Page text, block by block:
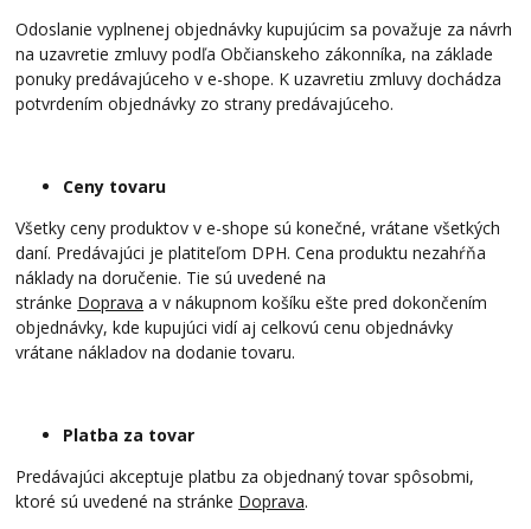
Odoslanie vyplnenej objednávky kupujúcim sa považuje za návrh
na uzavretie zmluvy podľa Občianskeho zákonníka, na základe
ponuky predávajúceho v e-shope. K uzavretiu zmluvy dochádza
potvrdením objednávky zo strany predávajúceho.
Ceny tovaru
Všetky ceny produktov v e-shope sú konečné, vrátane všetkých
daní. Predávajúci je platiteľom DPH. Cena produktu nezahŕňa
náklady na doručenie. Tie sú uvedené na
stránke Doprava a v nákupnom košíku ešte pred dokončením
objednávky, kde kupujúci vidí aj celkovú cenu objednávky
vrátane nákladov na dodanie tovaru.
Platba za tovar
Predávajúci akceptuje platbu za objednaný tovar spôsobmi,
ktoré sú uvedené na stránke Doprava.